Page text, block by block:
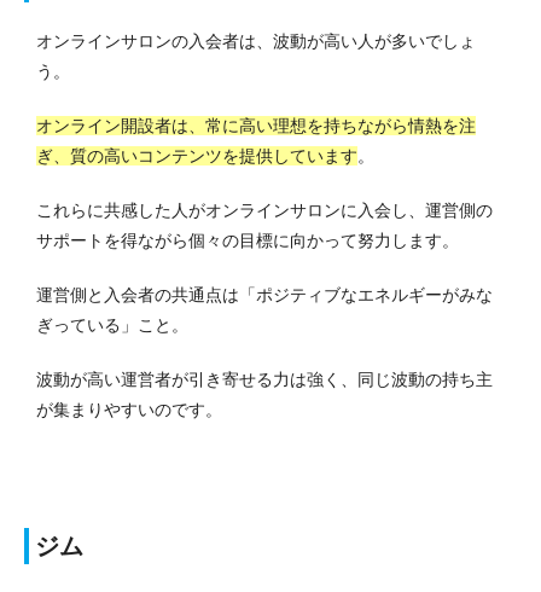
オンラインサロンの入会者は、波動が高い人が多いでしょ
う。
オンライン開設者は、常に高い理想を持ちながら情熱を注
ぎ、質の高いコンテンツを提供しています。
これらに共感した人がオンラインサロンに入会し、運営側の
サポートを得ながら個々の目標に向かって努力します。
運営側と入会者の共通点は「ポジティブなエネルギーがみな
ぎっている」こと。
波動が高い運営者が引き寄せる力は強く、同じ波動の持ち主
が集まりやすいのです。
ジム